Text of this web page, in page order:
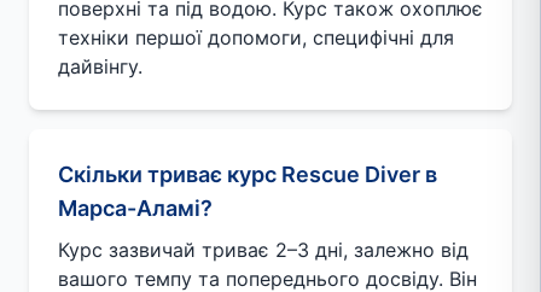
поверхні та під водою. Курс також охоплює
техніки першої допомоги, специфічні для
дайвінгу.
Скільки триває курс Rescue Diver в
Марса-Аламі?
Курс зазвичай триває 2–3 дні, залежно від
вашого темпу та попереднього досвіду. Він